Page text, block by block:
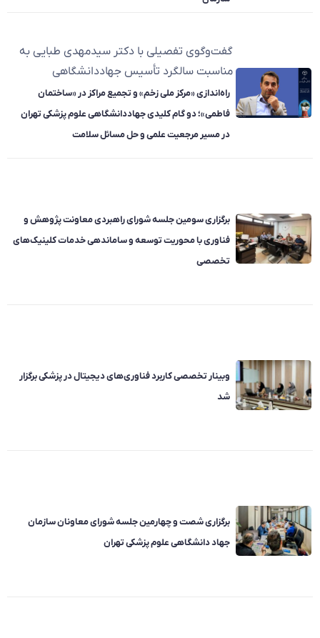
گفت‌وگوی تفصیلی با دکتر سیدمهدی طبایی به
مناسبت سالگرد تأسیس جهاددانشگاهی
راه‌اندازی «مرکز ملی زخم» و تجمیع مراکز در «ساختمان
فاطمی»؛ دو گام کلیدی جهاددانشگاهی علوم پزشکی تهران
در مسیر مرجعیت علمی و حل مسائل سلامت
برگزاری سومین جلسه شورای راهبردی معاونت پژوهش و
فناوری با محوریت توسعه و ساماندهی خدمات کلینیک‌های
تخصصی
وبینار تخصصی کاربرد فناوری‌های دیجیتال در پزشکی برگزار
شد
برگزاری شصت و چهارمین جلسه شورای معاونان سازمان
جهاد دانشگاهی علوم پزشکی تهران